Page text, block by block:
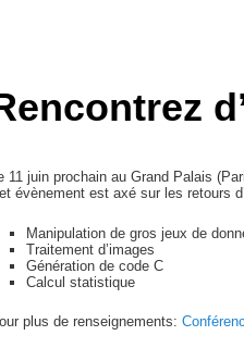
11 juin prochain au Grand Palais
évènement est axé sur les retours
Manipulation de gros jeux de
Traitement d’images
Génération de code C
Calcul statistique
plus de renseignements: